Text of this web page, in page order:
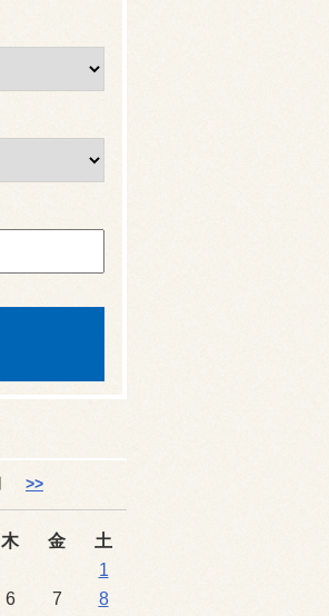
>>
木 金
土
1
6 7
8